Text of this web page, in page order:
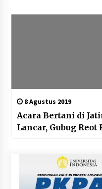
8 Agustus 2019
Acara Bertani di
Lancar, Gubug Reot